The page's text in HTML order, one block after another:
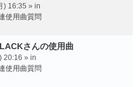
) 16:35 » in
使用曲質問
さんの使用曲
20:16 » in
使用曲質問